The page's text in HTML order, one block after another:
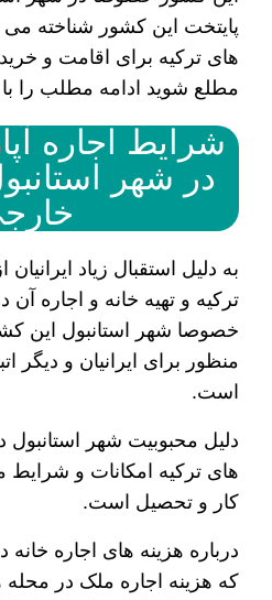
پایتخت این کشور شناخته می
های ترکیه برای اقامت و
مطلع شوید ادامه مطلب را
شرایط اجاره
در شهر
به دلیل استقبال زیاد
ترکیه و تهیه خانه و اجاره
خصوصا شهر استانبول این
منظور برای ایرانیان و دیگر
است.
دلیل محبوبیت شهر استانبول
های ترکیه امکانات و
کار و تحصیل است.
درباره هزینه های اجاره خانه
که هزینه اجاره ملک در